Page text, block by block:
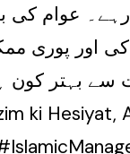
عوام کی
اور پوری
سے بہتر